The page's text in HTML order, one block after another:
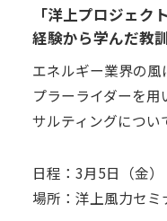
「洋上プロジェク
経験から学んだ教訓
エネルギー業界の
プラーライダーを
サルティングについ
日程：3月5日（金
場所：洋上風力セミ